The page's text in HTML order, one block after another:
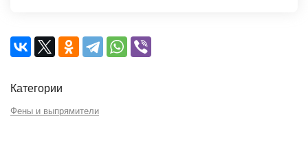
Категории
Фены и выпрямители